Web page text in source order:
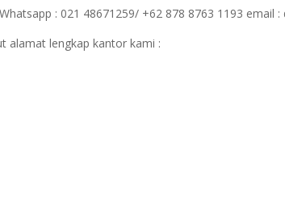
: 021 48671259/ +62 878 8763 1193 email
alamat lengkap kantor kami :